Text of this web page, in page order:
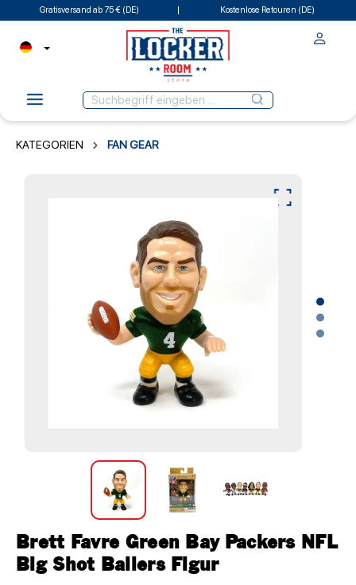
Gratisversand ab 75 € (DE) Kostenlose Retouren (DE)
KATEGORIEN FAN GEAR
Brett Favre Green Bay Packers NFL
Big Shot Ballers Figur